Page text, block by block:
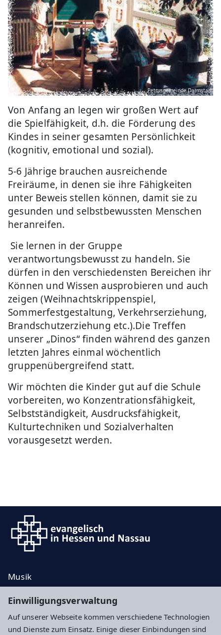
Einwilligungsverwaltung
Auf unserer Webseite kommen verschiedene Technologien
und Dienste zum Einsatz. Einige dieser Einbindungen sind
Petrusgemeinde Darmstadt
Von Anfang an legen wir großen Wert auf
die Spielfähigkeit, d.h. die Förderung des
Kindes in seiner gesamten Persönlichkeit
(kognitiv, emotional und sozial).
5-6 Jährige brauchen ausreichende
Freiräume, in denen sie ihre Fähigkeiten
unter Beweis stellen können, damit sie zu
gesunden und selbstbewussten Menschen
heranreifen.
Sie lernen in der Gruppe
verantwortungsbewusst zu handeln. Sie
dürfen in den verschiedensten Bereichen ihr
Können und Wissen ausprobieren und auch
zeigen (Weihnachtskrippenspiel,
Sommerfestgestaltung, Verkehrserziehung,
Brandschutzerziehung etc.).Die Treffen
unserer „Dinos“ finden während des ganzen
letzten Jahres einmal wöchentlich
gruppenübergreifend statt.
Wir möchten die Kinder gut auf die Schule
vorbereiten, wo Konzentrationsfähigkeit,
Selbstständigkeit, Ausdrucksfähigkeit,
Kulturtechniken und Sozialverhalten
vorausgesetzt werden.
Musik
Kontakt
Spenden